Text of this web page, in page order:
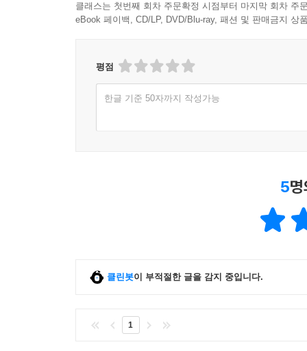
클래스는 첫번째 회차 주문확정 시점부터 마지막 회차 주
eBook 페이백, CD/LP, DVD/Blu-ray, 패션 및 판매금지 상
평점
한글 기준 50자까지 작성가능
5
클린봇이 부적절한 글을 감지 중입니다.
1